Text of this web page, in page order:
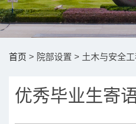
首页 > 院部设置 > 土木与安全
优秀毕业生寄